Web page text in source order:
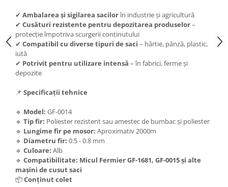
Zdrobitoare si teascuri
Teascuri
Zdrobitoare electrice
Zdrobitoare electrice & manuale
Zdrobitoare manuale
Masini de cusut si accesorii
Articole antidaunatori gradina
Sere si solarii
Suflante si aspiratoare exterior
Unelte altoit
Unelte manuale de gradina -
Stropitori
✔ Ambalarea și sigilarea sacilorîn industrie și agricultură
✔ Cusături rezistente pentru depozitarea produselor–
protecție împotriva scurgerii conținutului
✔ Compatibil cu diverse tipuri de saci – hârtie, pânză, plastic,
iută
✔ Potrivit pentru utilizare intensă – în fabrici, ferme și
depozite
📌 Specificații tehnice
🔹 Model: GF-0014
🔹 Tip fir: Poliester rezistent sau amestec de bumbac și poliester
🔹 Lungime fir pe mosor: Aproximativ 2000m
🔹 Diametru fir: 0.5 - 0.8 mm
🔹 Culoare: Alb
🔹 Compatibilitate: Micul Fermier GF-1681, GF-0015 și alte
mașini de cusut saci
📦Conținut colet